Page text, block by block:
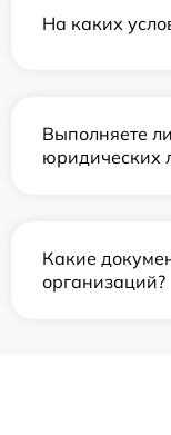
На каких
Выполняете
юридических
Какие
организаций?